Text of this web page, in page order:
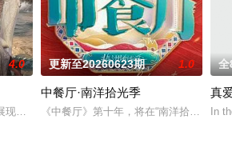
4.0
现了罗德岛人紧密联系的圈子。他们有着深厚
更新至20260623期 1.0
中餐厅·南洋拾光季
《中餐厅》第十年，将在“南洋拾光”的
全
真
In